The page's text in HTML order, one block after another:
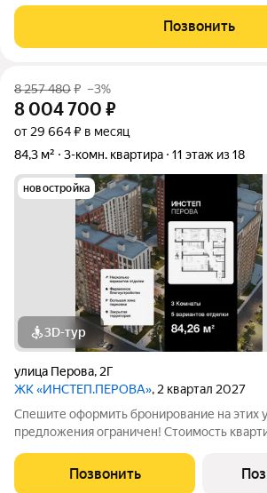
(дом Первый) Уютный семейный формат: 2-
единственная, где на этаже
Позвонить
8 257 480₽ –3%
8 004 700 ₽
от 29 664 ₽ в месяц
84,3 м²
3-комн. квартира 11 этаж из 18
новостройка
3D-тур
улица Перова, 2Г
ЖК «ИНСТЕП.ПЕРОВА», 2 квартал 2027
Спешите оформить бронирование на этих
предложения ограничен! Стоимость
телефону, мы вам все подробно
трехкомнатная квартира от
Позвонить